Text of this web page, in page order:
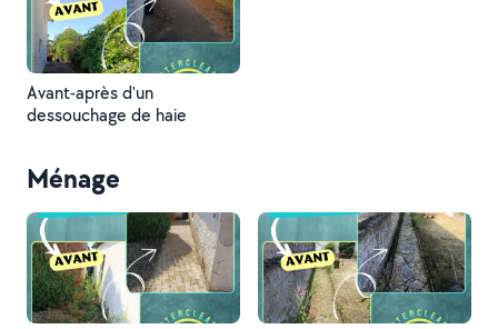
Avant-après d'un
dessouchage de haie
Ménage